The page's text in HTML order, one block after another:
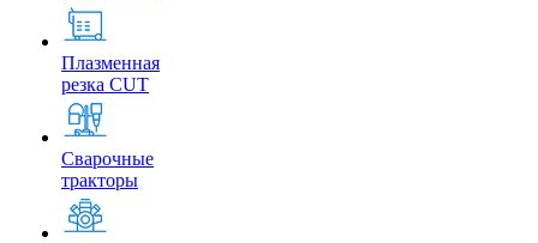
Плазменная
резка CUT
Сварочные
тракторы